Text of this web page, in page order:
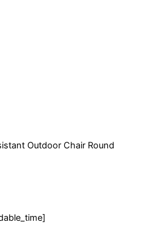
Outdoor Chair Round